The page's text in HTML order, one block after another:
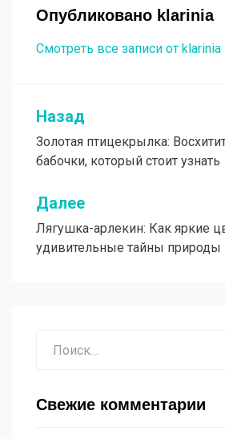
Опубликовано klarinia
Смотреть все записи от klarinia
Навигация
по
записям
Назад
Золотая птицекрылка:
бабочки, который стоит узнать
Далее
Лягушка-арлекин: Как яркие
удивительные тайны природы
Свежие комментарии